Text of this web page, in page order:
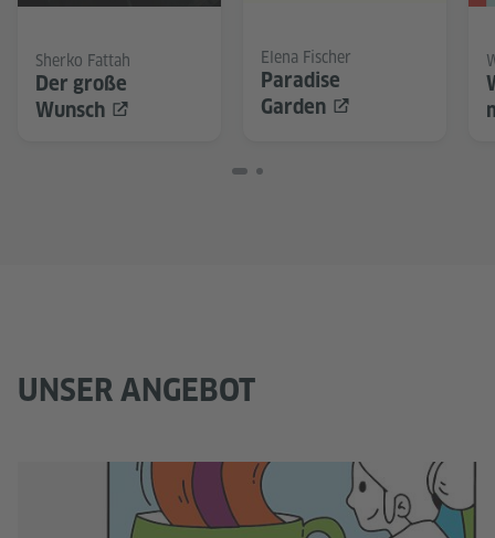
Sherko Fattah
Der große
Wunsch
Elena Fischer
Paradise
Garden
UNSER ANGEBOT